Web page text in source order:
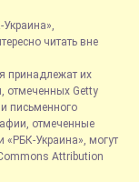
читать вне
принадлежат их
отмеченных Getty
письменного
отмеченные
«РБК-Украина», могут
Attribution